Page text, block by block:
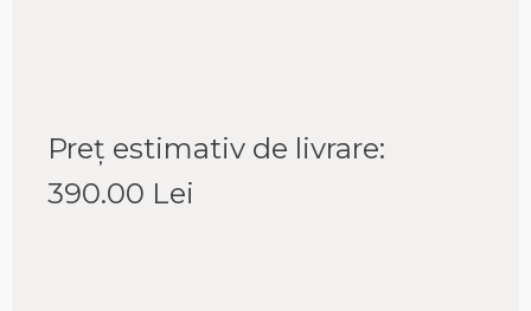
Preț estimativ de livrare:
390.00 Lei